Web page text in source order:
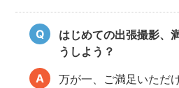
はじめての出張撮影、
うしよう？
万が一、ご満足いただ